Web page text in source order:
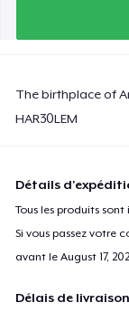
The birthplace of
HAR30LEM
Détails
Tous les produits
Si vous passez votre
avant leAugust 17,
Délais de